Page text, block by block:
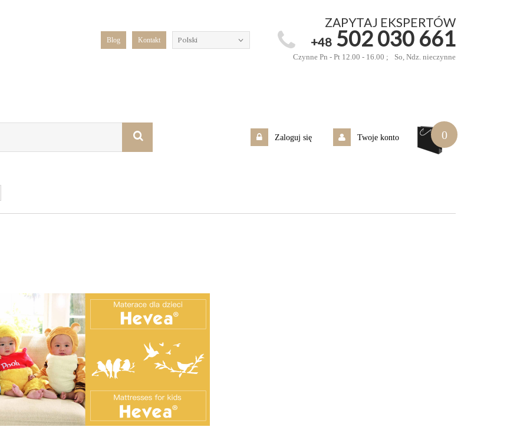
ZAPYTAJ EKSPERTÓW
+48 502 030 661
Czynne Pn - Pt 12.00 - 16.00 ; So, Ndz. nieczynne
Polski
Blog Kontakt
0
Zaloguj się Twoje konto